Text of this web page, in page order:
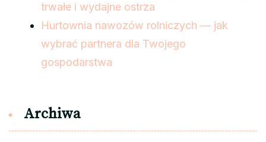
trwałe i wydajne ostrza
Hurtownia nawozów rolniczych — jak
wybrać partnera dla Twojego
gospodarstwa
Archiwa